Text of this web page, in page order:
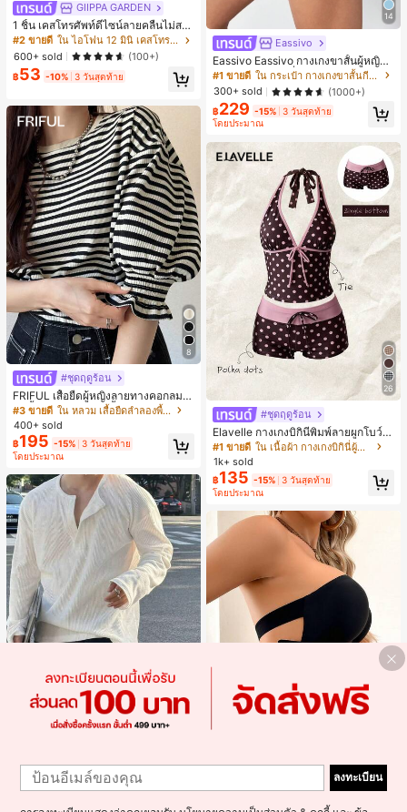
GIIPPA GARDEN
1 ชิ้น เคสโทรศัพท์ดีไซน์ลายคลื่นไม่สม
มาตรสำหรับ Phone 17 Pro Max, เหม
าะสำหรับ Phone 16 Pro Max, 15 Pro
Max, 14 Pro Max, เคสโทรศัพท์สไตล์เ
กาหลีและน่าสนใจ, เข้ากันได้กับ 11/12/
13/14/15/16 Pro Max Plus, ดีไซน์หรู
ขวัญในอุดมคติสำหรับคริสต์มาส, วันว
าเลนไทน์, อีสเตอร์, ฤดูแต่งงานและวันเ
กิดสำหรับแฟนสาว
#2 ขายดี
ใน ไอโฟน 12 มินิ เคสโทรศัพท์แฟชั่น
600+ sold
(100+)
฿53 -10% 3 วันสุดท้าย
8
#ชุดฤดูร้อน
FRIFUL เสื้อยืดผู้หญิงลายทางคอกลมแ
ขนสั้นปลายแขนพับ เสื้อยืดกราฟิกฤดูร้
อน
#3 ขายดี
ใน หลวม เสื้อยืดลำลองพื้นฐาน
400+ sold
฿195 -15% 3 วันสุดท้าย
โดยประมาณ
Resyla Men เสื้อยืดแขนยาวกระดุมผ่า
ครึ่งสีพื้นอเนกประสงค์ลำลองสำหรับผู้ช
าย
#1 ขายดี ใน ยืดปานกลาง เสื้อผู้ชาย
300+ sold
14
Eassivo
Eassivo Eassivo กางเกงขาสั้นผู้หญิงรั
น 2 ใน 1 ฤดูร้อนที่สบายและกางเกงขา
สั้นพรางแสงแดด
#1 ขายดี
ใน กระเป๋า กางเกงขาสั้นกีฬาผู้หญิง
300+ sold
(1000+)
฿229 -15% 3 วันสุดท้าย
โดยประมาณ
26
#ชุดฤดูร้อน
Elavelle กางเกงบิกินี่พิมพ์ลายผูกโบว์เอ
วสูงสำหรับผู้หญิง, ฤดูใบไม้ผลิ/ฤดูร้อน
#1 ขายดี
ใน เนื้อผ้า กางเกงบิกินี่ผู้หญิง
1k+ sold
฿135 -15% 3 วันสุดท้าย
โดยประมาณ
เสื้อชั้นในสตรีไร้ตะเข็บ ไร้โครง เซ็กซี่ ด้
านข้างไม่ลื่น แผ่นรองถอดได้ ลายไขว้ห
ลัง ไร้สาย สบายตลอดวัน
300+ sold
1
ลงทะเบียน